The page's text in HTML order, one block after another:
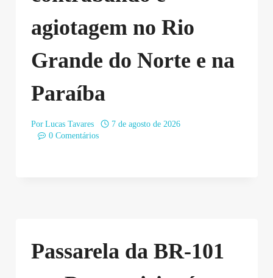
agiotagem no Rio
Grande do Norte e na
Paraíba
Por Lucas Tavares
7 de agosto de 2026
0 Comentários
Passarela da BR-101